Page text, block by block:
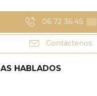
06 72 36 45 ▒▒
Contáctenos
HABLADOS
HABLADOS